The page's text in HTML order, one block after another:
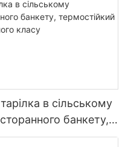
в сільському
банкету,
посуд